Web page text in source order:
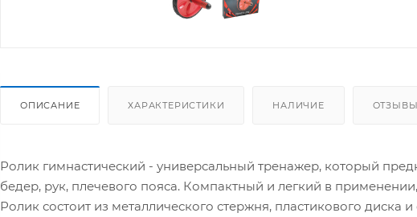
ОПИСАНИЕ ХАРАКТЕРИСТИКИ НАЛИЧИЕ ОТЗЫВЫ
Ролик гимнастический - универсальный тренажер, который
бедер, рук, плечевого пояса. Компактный и легкий в
Ролик состоит из металлического стержня, пластикового